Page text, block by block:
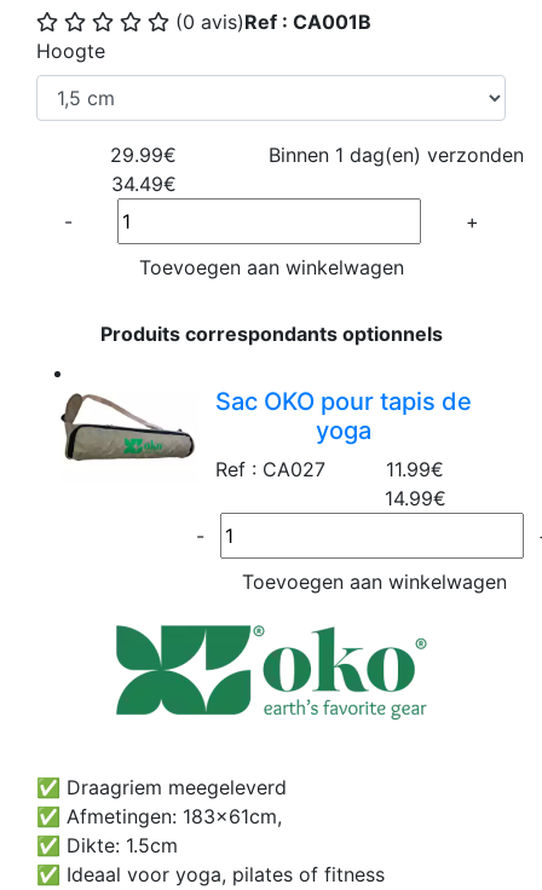
(0 avis)Ref : CA001B
Hoogte
29.99€
34.49€
Binnen 1 dag(en) verzonden
Quantité
-
+
Toevoegen aan winkelwagen
Produits correspondants optionnels
Sac OKO pour tapis de
yoga
Ref : CA027
11.99€
14.99€
-
Toevoegen aan winkelwagen
✅ Draagriem meegeleverd
✅ Afmetingen: 183x61cm,
✅ Dikte: 1.5cm
✅ Ideaal voor yoga, pilates of fitness